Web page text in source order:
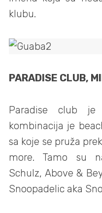
klubu.
PARADISE CLUB,
Paradise club
kombinacija je
sa koje se pruža
more. Tamo su
Schulz, Above &
Snoopadelic aka